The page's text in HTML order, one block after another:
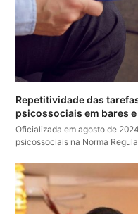
Repetitividade das
psicossociais em bares
Oficializada em agosto de
psicossociais na Norma